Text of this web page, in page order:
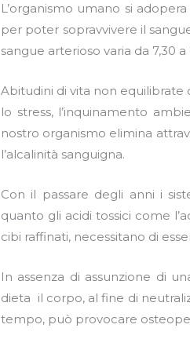
L’organismo umano si
per poter sopravvivere il
sangue arterioso varia da 7,30 a
Abitudini di vita non equilibrate
lo stress, l’inquinamento
nostro organismo elimina
l’alcalinità sanguigna.
Con il passare degli anni i
quanto gli acidi tossici come
cibi raffinati, necessitano di
In assenza di assunzione di
dieta il corpo, al fine di
tempo, può provocare